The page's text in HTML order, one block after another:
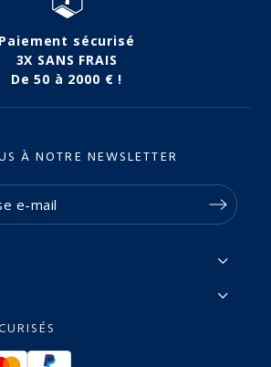
Paiement sécurisé
3X SANS FRAIS
De 50 à 2000 € !
À NOTRE NEWSLETTER